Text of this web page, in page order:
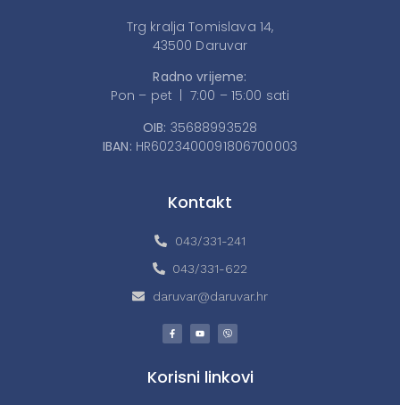
Trg kralja Tomislava 14,
43500 Daruvar
Radno vrijeme:
Pon – pet | 7:00 – 15:00 sati
OIB: 35688993528
IBAN: HR6023400091806700003
Kontakt
043/331-241
043/331-622
daruvar@daruvar.hr
Korisni linkovi